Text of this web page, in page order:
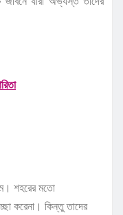
শহরের মতো
করেনা। কিন্তু তাদের